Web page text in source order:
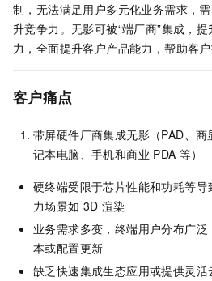
制，无法满足用户多元化业务需求，
升竞争力。无影可被“端厂商”集成，
力，全面提升客户产品能力，帮助客户
客户痛点
带屏硬件厂商集成无影（PAD、
记本电脑、手机和商业 PDA 等）
硬终端受限于芯片性能和功耗等
力场景如 3D 渲染
业务需求多变，终端用户分布广
本或配置更新
缺乏快速集成生态应用或提供灵